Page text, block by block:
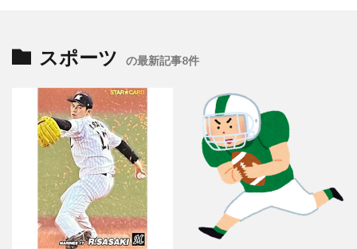
スポーツ の最新記事8件